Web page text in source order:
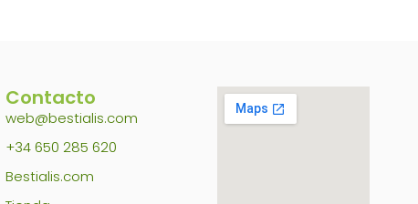
Contacto
web@bestialis.com
+34 650 285 620
Bestialis.com